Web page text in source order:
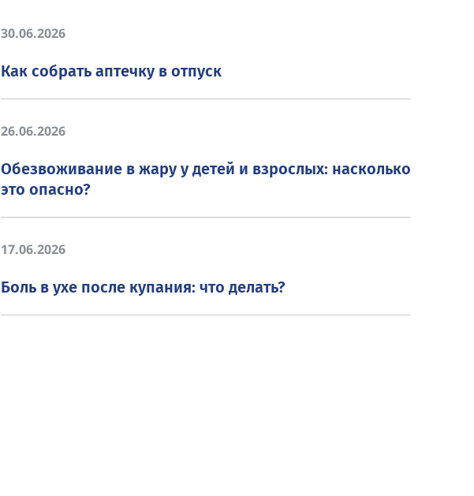
30.06.2026
Как собрать аптечку в отпуск
26.06.2026
Обезвоживание в жару у детей и взрослых: насколько
это опасно?
17.06.2026
Боль в ухе после купания: что делать?